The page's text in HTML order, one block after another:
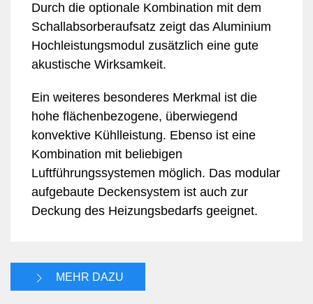
Durch die optionale Kombination mit dem
Schallabsorberaufsatz zeigt das Aluminium
Hochleistungsmodul zusätzlich eine gute
akustische Wirksamkeit.
Ein weiteres besonderes Merkmal ist die
hohe flächenbezogene, überwiegend
konvektive Kühlleistung. Ebenso ist eine
Kombination mit beliebigen
Luftführungssystemen möglich. Das modular
aufgebaute Deckensystem ist auch zur
Deckung des Heizungsbedarfs geeignet.
MEHR DAZU